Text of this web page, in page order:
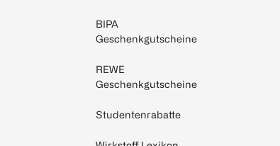
BIPA
Geschenkgutscheine
REWE
Geschenkgutscheine
Studentenrabatte